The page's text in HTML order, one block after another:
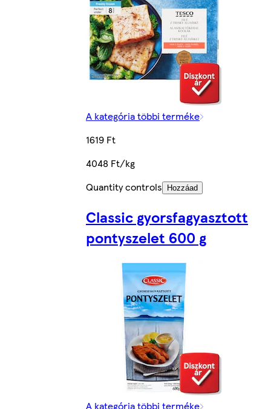
A kategória többi terméke
1619 Ft
4048 Ft/kg
Quantity controls
Hozzáad
Classic gyorsfagyasztott
pontyszelet 600 g
A kategória többi terméke